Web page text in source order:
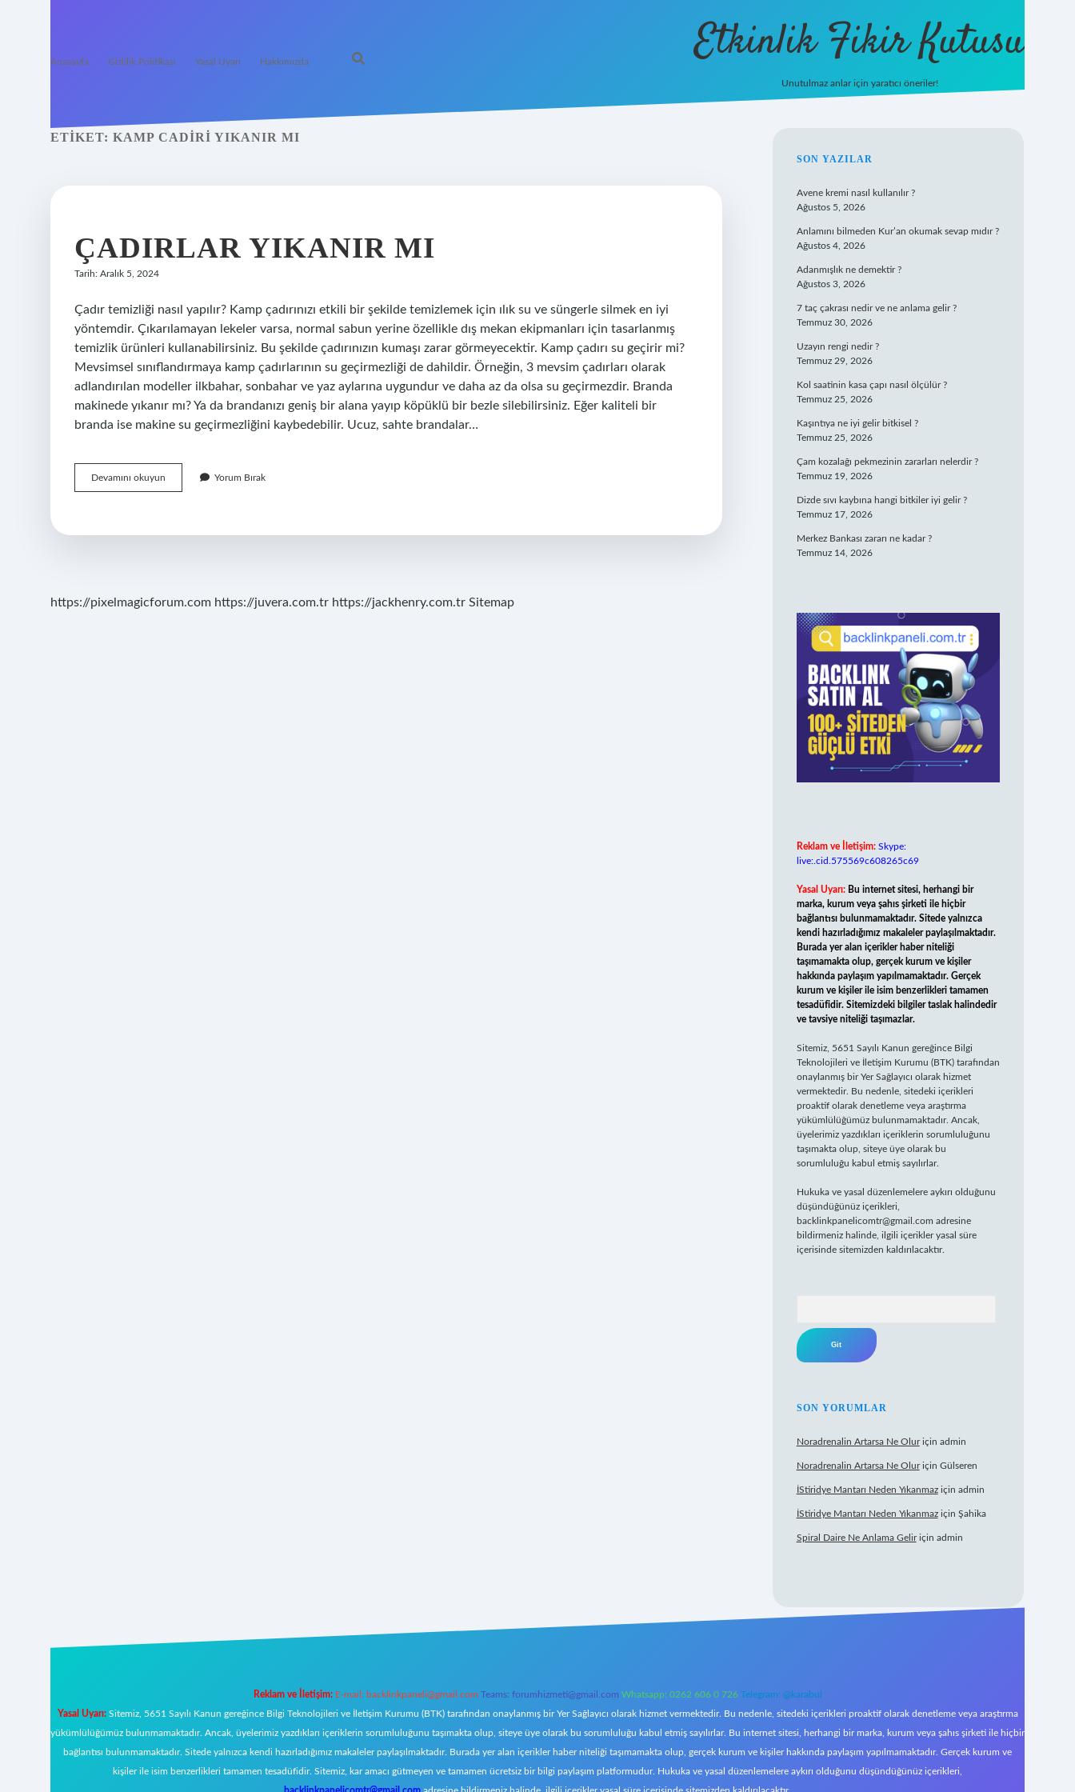
Anasayfa Gizlilik Politikası Yasal Uyarı Hakkımızda Etkinlik Fikir Kutusu
Unutulmaz anlar için yaratıcı öneriler!
ETIKET: KAMP CADIRI YIKANIR MI
ÇADIRLAR YIKANIR MI
Tarih: Aralık 5, 2024
Çadır temizliği nasıl yapılır? Kamp çadırınızı etkili bir şekilde temizlemek için ılık su ve süngerle silmek en iyi
yöntemdir. Çıkarılamayan lekeler varsa, normal sabun yerine özellikle dış mekan ekipmanları için tasarlanmış
temizlik ürünleri kullanabilirsiniz. Bu şekilde çadırınızın kumaşı zarar görmeyecektir. Kamp çadırı su geçirir mi?
Mevsimsel sınıflandırmaya kamp çadırlarının su geçirmezliği de dahildir. Örneğin, 3 mevsim çadırları olarak
adlandırılan modeller ilkbahar, sonbahar ve yaz aylarına uygundur ve daha az da olsa su geçirmezdir. Branda
makinede yıkanır mı? Ya da brandanızı geniş bir alana yayıp köpüklü bir bezle silebilirsiniz. Eğer kaliteli bir
branda ise makine su geçirmezliğini kaybedebilir. Ucuz, sahte brandalar…
Devamını okuyun
Yıkanır
Yorum Bırak
https://pixelmagicforum.com https://juvera.com.tr https://jackhenry.com.tr Sitemap
SIDEBAR
SON YAZILAR
Avene kremi nasıl kullanılır ?
Ağustos 5, 2026
Anlamını bilmeden Kur’an okumak sevap mıdır ?
Ağustos 4, 2026
Adanmışlık ne demektir ?
Ağustos 3, 2026
7 taç çakrası nedir ve ne anlama gelir ?
Temmuz 30, 2026
Uzayın rengi nedir ?
Temmuz 29, 2026
Kol saatinin kasa çapı nasıl ölçülür ?
Temmuz 25, 2026
Kaşıntıya ne iyi gelir bitkisel ?
Temmuz 25, 2026
Çam kozalağı pekmezinin zararları nelerdir ?
Temmuz 19, 2026
Dizde sıvı kaybına hangi bitkiler iyi gelir ?
Temmuz 17, 2026
Merkez Bankası zararı ne kadar ?
Temmuz 14, 2026
Reklam ve İletişim: Skype:
live:.cid.575569c608265c69
Yasal Uyarı: Bu internet sitesi, herhangi bir
marka, kurum veya şahıs şirketi ile hiçbir
bağlantısı bulunmamaktadır. Sitede yalnızca
kendi hazırladığımız makaleler paylaşılmaktadır.
Burada yer alan içerikler haber niteliği
taşımamakta olup, gerçek kurum ve kişiler
hakkında paylaşım yapılmamaktadır. Gerçek
kurum ve kişiler ile isim benzerlikleri tamamen
tesadüfidir. Sitemizdeki bilgiler taslak halindedir
ve tavsiye niteliği taşımazlar.
Sitemiz, 5651 Sayılı Kanun gereğince Bilgi
Teknolojileri ve İletişim Kurumu (BTK) tarafından
onaylanmış bir Yer Sağlayıcı olarak hizmet
vermektedir. Bu nedenle, sitedeki içerikleri
proaktif olarak denetleme veya araştırma
yükümlülüğümüz bulunmamaktadır. Ancak,
üyelerimiz yazdıkları içeriklerin sorumluluğunu
taşımakta olup, siteye üye olarak bu
sorumluluğu kabul etmiş sayılırlar.
Hukuka ve yasal düzenlemelere aykırı olduğunu
düşündüğünüz içerikleri,
backlinkpanelicomtr@gmail.com adresine
bildirmeniz halinde, ilgili içerikler yasal süre
içerisinde sitemizden kaldırılacaktır.
SON YORUMLAR
Noradrenalin Artarsa Ne Oluriçin admin
Noradrenalin Artarsa Ne Oluriçin Gülseren
İStiridye Mantarı Neden Yıkanmaziçin admin
İStiridye Mantarı Neden Yıkanmaziçin Şahika
Spiral Daire Ne Anlama Geliriçin admin
Reklam ve İletişim: E-mail: backlinkpaneli@gmail.com Teams: forumhizmeti@gmail.com Whatsapp: 0262 606 0 726 Telegram: @karabul
Yasal Uyarı:Sitemiz, 5651 Sayılı Kanun gereğince Bilgi Teknolojileri ve İletişim Kurumu (BTK) tarafından onaylanmış bir Yer Sağlayıcı olarak hizmet vermektedir. Bu nedenle, sitedeki içerikleri proaktif olarak denetleme veya araştırma
yükümlülüğümüz bulunmamaktadır. Ancak, üyelerimiz yazdıkları içeriklerin sorumluluğunu taşımakta olup, siteye üye olarak bu sorumluluğu kabul etmiş sayılırlar. Bu internet sitesi, herhangi bir marka, kurum veya şahıs şirketi ile hiçbir
bağlantısı bulunmamaktadır. Sitede yalnızca kendi hazırladığımız makaleler paylaşılmaktadır. Burada yer alan içerikler haber niteliği taşımamakta olup, gerçek kurum ve kişiler hakkında paylaşım yapılmamaktadır. Gerçek kurum ve
kişiler ile isim benzerlikleri tamamen tesadüfidir. Sitemiz, kar amacı gütmeyen ve tamamen ücretsiz bir bilgi paylaşım platformudur. Hukuka ve yasal düzenlemelere aykırı olduğunu düşündüğünüz içerikleri,